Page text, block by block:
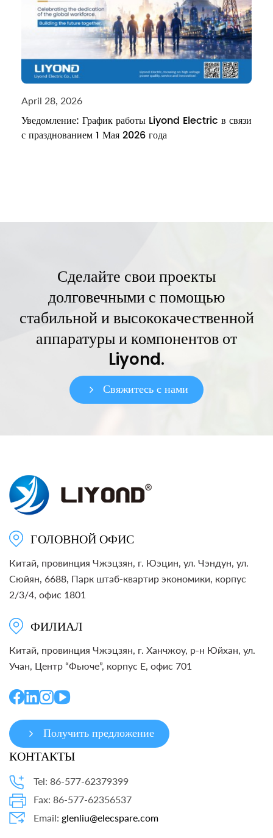
April 28, 2026
Уведомление: График работы Liyond Electric в связи
с празднованием 1 Мая 2026 года
Сделайте свои проекты
долговечными с помощью
стабильной и высококачественной
аппаратуры и компонентов от
Liyond.
Свяжитесь с нами
ГОЛОВНОЙ ОФИС
Китай, провинция Чжэцзян, г. Юэцин, ул. Чэндун, ул.
Сюйян, 6688, Парк штаб-квартир экономики, корпус
2/3/4, офис 1801
ФИЛИАЛ
Китай, провинция Чжэцзян, г. Ханчжоу, р-н Юйхан, ул.
Учан, Центр “Фьюче”, корпус E, офис 701
Получить предложение
КОНТАКТЫ
Tel: 86-577-62379399
Fax: 86-577-62356537
Email: glenliu@elecspare.com